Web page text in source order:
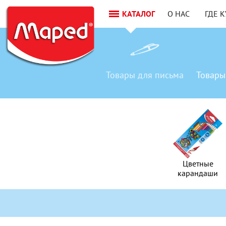
КАТАЛОГ О НАС ГДЕ
Товары
Цветные
карандаши
Товары для письма Товары
Цветные
карандаши